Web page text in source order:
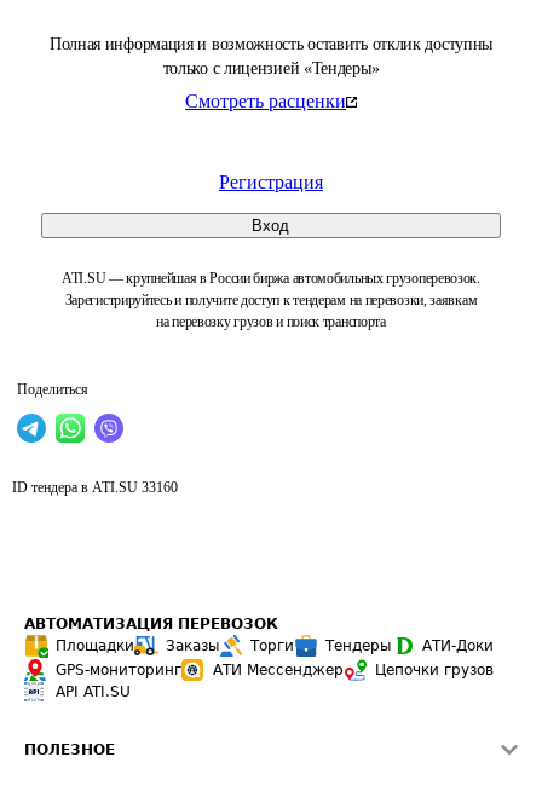
Полная информация и возможность оставить отклик доступны
только с лицензией «Тендеры»
Смотреть расценки
Регистрация
Вход
ATI.SU — крупнейшая в России биржа автомобильных грузоперевозок.
Зарегистрируйтесь и получите доступ к тендерам на перевозки, заявкам
на перевозку грузов и поиск транспорта
Поделиться
ID тендера в ATI.SU 33160
АВТОМАТИЗАЦИЯ ПЕРЕВОЗОК
Площадки
Заказы Торги Тендеры
АТИ-Доки
GPS-мониторинг
АТИ Мессенджер
Цепочки грузов
API ATI.SU
ПОЛЕЗНОЕ